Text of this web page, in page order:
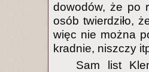
dowodów, że po
osób twierdziło,
więc nie można
kradnie, niszczy
Sam list